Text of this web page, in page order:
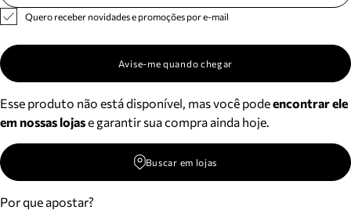
Quero receber novidades e promoções por e-mail
Avise-me quando chegar
Esse produto não está disponível, mas você podeencontrar ele
em nossas lojase garantir sua compra ainda hoje.
Buscar em lojas
Por que apostar?